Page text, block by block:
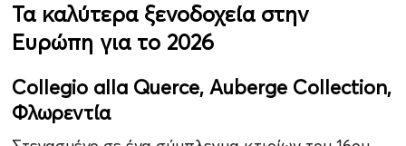
Τα καλύτερα ξενοδοχεία στην
Ευρώπη για το 2026
Collegio alla Querce, Auberge Collection,
Φλωρεντία